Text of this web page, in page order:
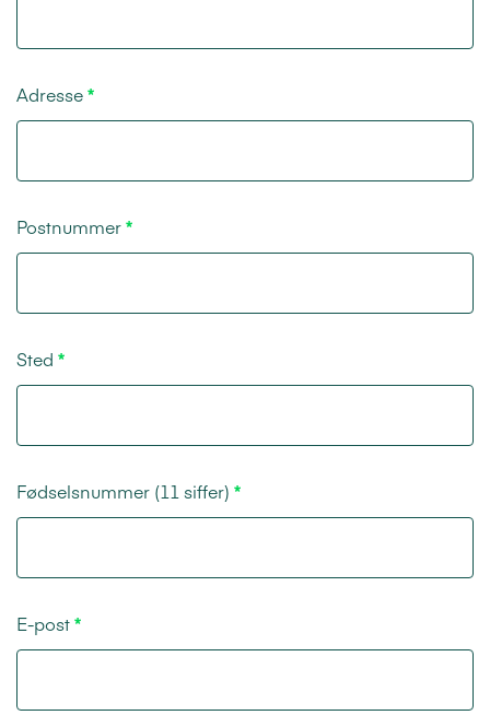
Adresse
Postnummer
Sted
Fødselsnummer (11 siffer)
E-post